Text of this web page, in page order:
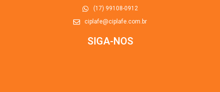
(17) 99108-0912
ciplafe@ciplafe.com.br
SIGA-NOS